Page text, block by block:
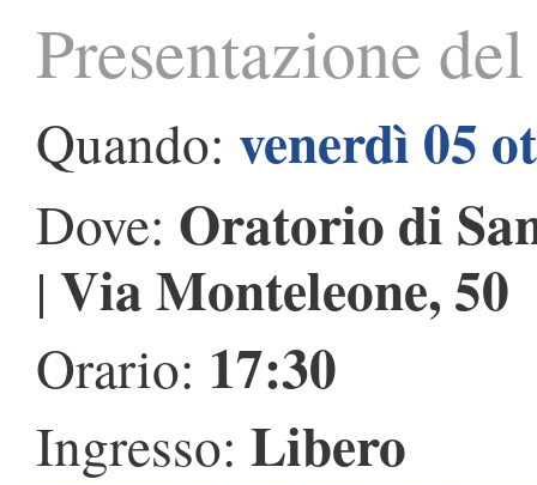
Presentazione
Quando: venerdì 05
Dove: Oratorio di
| Via Monteleone, 50
Orario: 17:30
Ingresso: Libero